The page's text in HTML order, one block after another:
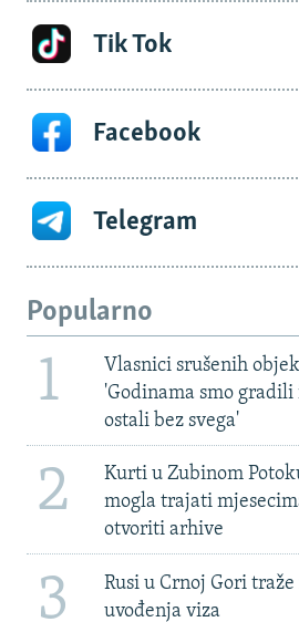
Tik Tok
Facebook
Telegram
Popularno
1
Vlasnici srušenih
'Godinama smo
ostali bez svega'
2
Kurti u Zubinom
mogla trajati
otvoriti arhive
3
Rusi u Crnoj Gori
uvođenja viza